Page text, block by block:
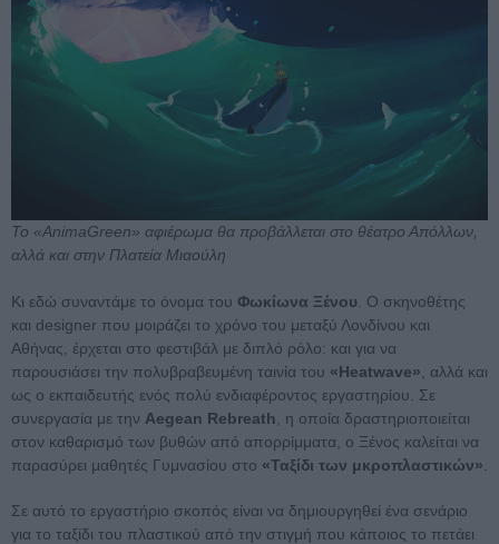
To «AnimaGreen» αφιέρωμα θα προβάλλεται στο θέατρο Απόλλων,
αλλά και στην Πλατεία Μιαούλη
Κι εδώ συναντάμε το όνομα του Φωκίωνα Ξένου . Ο σκηνοθέτης
και designer που μοιράζει το χρόνο του μεταξύ Λονδίνου και
Αθήνας, έρχεται στο φεστιβάλ με διπλό ρόλο: και για να
παρουσιάσει την πολυβραβευμένη ταινία του «Heatwave» , αλλά και
ως ο εκπαιδευτής ενός πολύ ενδιαφέροντος εργαστηρίου. Σε
συνεργασία με την Aegean Rebreath , η οποία δραστηριοποιείται
στον καθαρισμό των βυθών από απορρίμματα, ο Ξένος καλείται να
παρασύρει μαθητές Γυμνασίου στο «Ταξίδι των μκροπλαστικών»
Σε αυτό το εργαστήριο σκοπός είναι να δημιουργηθεί ένα σενάριο
για το ταξίδι του πλαστικού από την στιγμή που κάποιος το πετάει